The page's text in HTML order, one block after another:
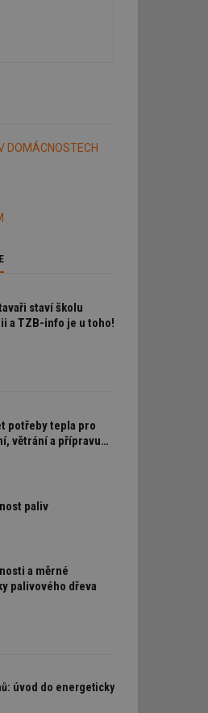
DOMÁCNOSTECH
staví školu
a TZB-info je u toho!
potřeby tepla pro
větrání a přípravu
paliv
a měrné
palivového dřeva
úvod do energeticky